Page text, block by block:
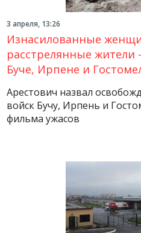
3 апреля, 13:26
Изнасилованные
расстрелянные
Буче, Ирпене и
Арестович назвал
войск Бучу, Ирпень и
фильма ужасов